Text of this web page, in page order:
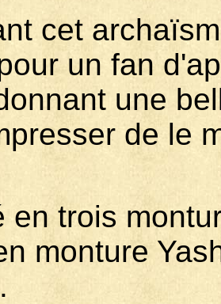
cet
un fan
une
de le
en trois
monture